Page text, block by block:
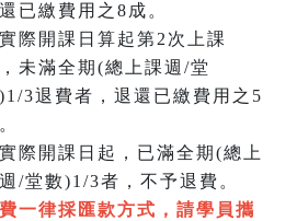
已繳費用之8成。
際開課日算起第2次上課
未滿全期(總上課週/堂
3退費者，退還已繳費用之5
際開課日起，已滿全期(總上
/堂數)1/3者，不予退費。
一律採匯款方式，請學員攜